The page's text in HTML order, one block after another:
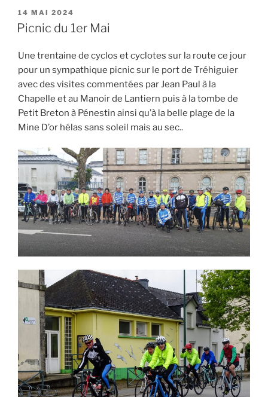
PUBLIÉ
LE
14 MAI 2024
Picnic du 1er Mai
Une trentaine de cyclos et cyclotes sur la route ce jour
pour un sympathique picnic sur le port de Tréhiguier
avec des visites commentées par Jean Paul à la
Chapelle et au Manoir de Lantiern puis à la tombe de
Petit Breton à Pénestin ainsi qu’à la belle plage de la
Mine D’or hélas sans soleil mais au sec..